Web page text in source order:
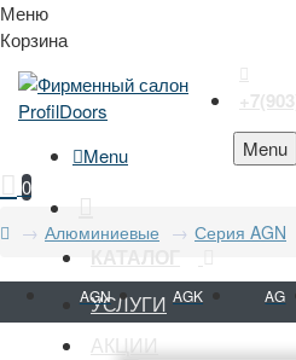
Меню
Корзина
Menu
КАТАЛОГ
УСЛУГИ
АКЦИИ
Menu
0
Алюминиевые Серия AGN
AGN AGK AG